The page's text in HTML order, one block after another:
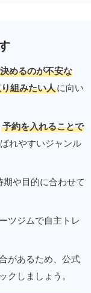
めるのが不安な
組みたい人に向い
予約を入れることで
れやすいジャンル
期や目的に合わせて
ツジムで自主トレ
があるため、公式
クしましょう。